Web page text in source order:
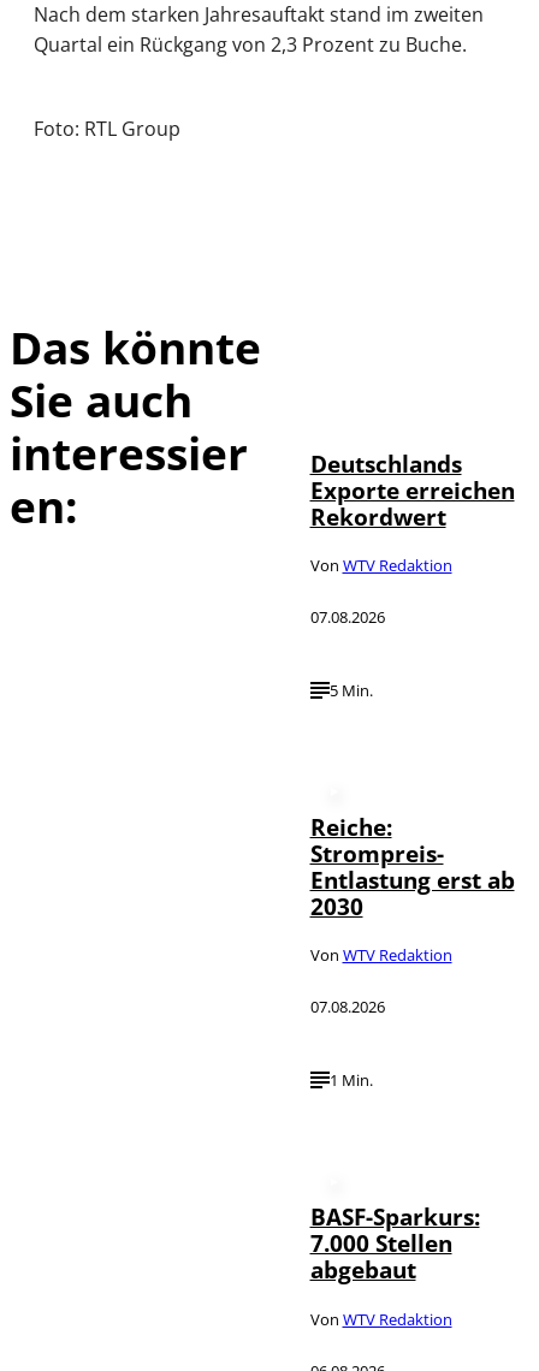
Nach dem starken Jahresauftakt stand im zweiten
Quartal ein Rückgang von 2,3 Prozent zu Buche.
Foto: RTL Group
Das könnte
Sie auch
interessier
en:
Deutschlands
Exporte erreichen
Rekordwert
Von WTV Redaktion
07.08.2026
5 Min.
Reiche:
Strompreis-
Entlastung erst ab
2030
Von WTV Redaktion
07.08.2026
1 Min.
BASF-Sparkurs:
7.000 Stellen
abgebaut
Von WTV Redaktion